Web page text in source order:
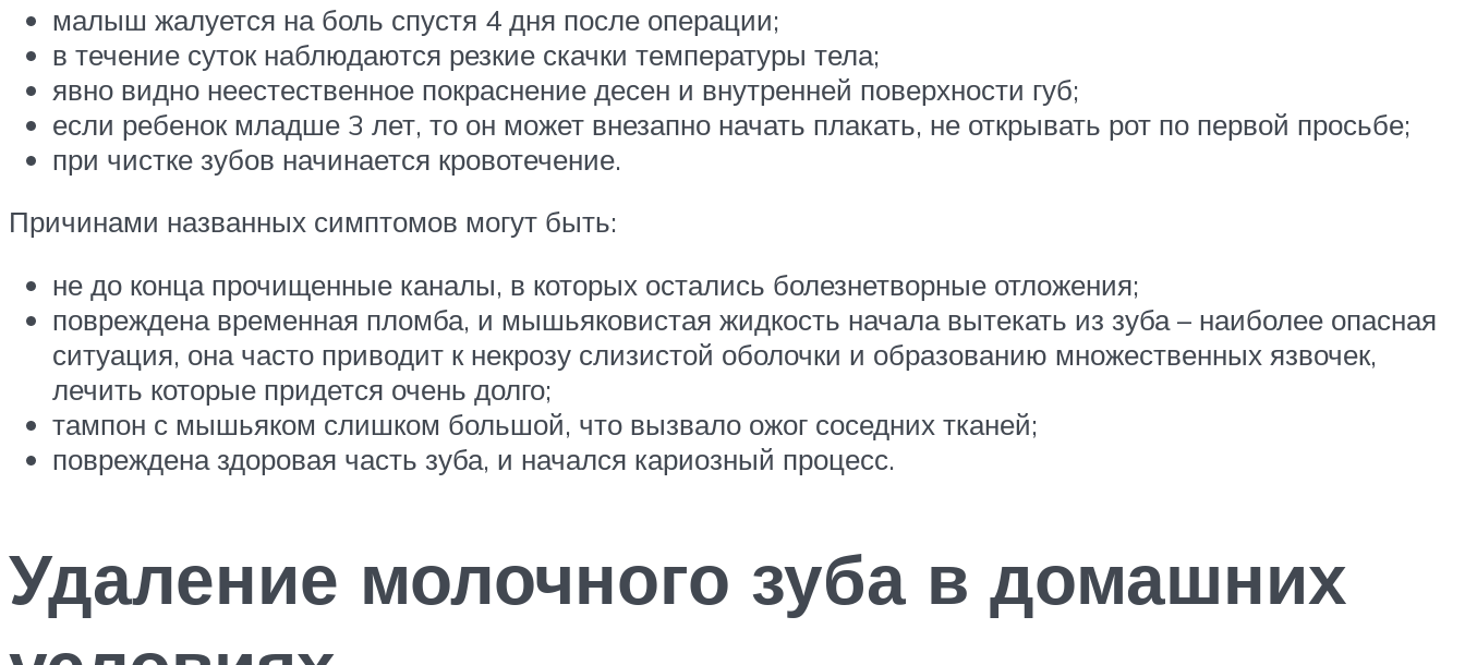
малыш жалуется на боль спустя 4 дня после операции;
в течение суток наблюдаются резкие скачки температуры тела;
явно видно неестественное покраснение десен и внутренней поверхности губ;
если ребенок младше 3 лет, то он может внезапно начать плакать, не открывать рот по первой просьбе;
при чистке зубов начинается кровотечение.
Причинами названных симптомов могут быть:
не до конца прочищенные каналы, в которых остались болезнетворные отложения;
повреждена временная пломба, и мышьяковистая жидкость начала вытекать из зуба – наиболее опасная
ситуация, она часто приводит к некрозу слизистой оболочки и образованию множественных язвочек,
лечить которые придется очень долго;
тампон с мышьяком слишком большой, что вызвало ожог соседних тканей;
повреждена здоровая часть зуба, и начался кариозный процесс.
Удаление молочного зуба в домашних